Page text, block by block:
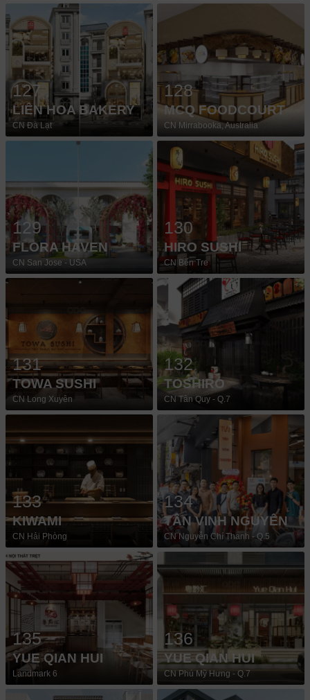
127
LIÊN HOA BAKERY
CN Đà Lạt
128
MCQ FOODCOURT
CN Mirrabooka, Australia
129
FLORA HAVEN
CN San Jose - USA
130
HIRO SUSHI
CN Bến Tre
131
TOWA SUSHI
CN Long Xuyên
132
TOSHIRO
CN Tân Quy - Q.7
133
KIWAMI
CN Hải Phòng
134
TÂN VINH NGUYÊN
CN Nguyễn Chí Thanh - Q.5
135
YUE QIAN HUI
Landmark 6
136
YUE QIAN HUI
CN Phú Mỹ Hưng - Q.7